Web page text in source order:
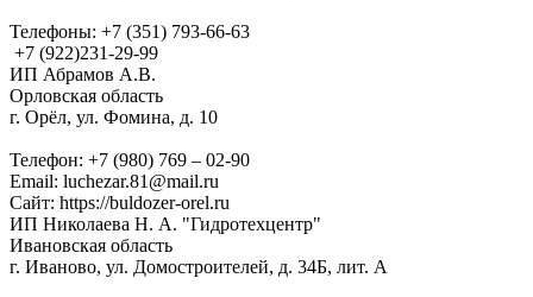
Телефоны: +7 (351) 793-66-63
+7 (922)231-29-99
ИП Абрамов А.В.
Орловская область
г. Орёл, ул. Фомина, д. 10
Телефон: +7 (980) 769 – 02-90
Email: luchezar.81@mail.ru
Сайт: https://buldozer-orel.ru
ИП Николаева Н. А. "Гидротехцентр"
Ивановская область
г. Иваново, ул. Домостроителей, д. 34Б, лит. А